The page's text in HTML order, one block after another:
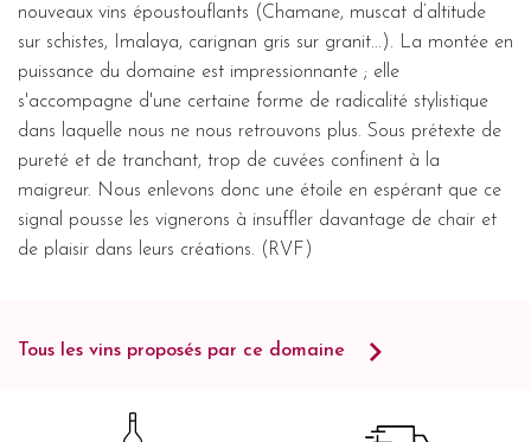
nouveaux vins époustouflants (Chamane, muscat d’altitude
sur schistes, Imalaya, carignan gris sur granit...). La montée en
puissance du domaine est impressionnante ; elle
s'accompagne d'une certaine forme de radicalité stylistique
dans laquelle nous ne nous retrouvons plus. Sous prétexte de
pureté et de tranchant, trop de cuvées confinent à la
maigreur. Nous enlevons donc une étoile en espérant que ce
signal pousse les vignerons à insuffler davantage de chair et
de plaisir dans leurs créations. (RVF)
Tous les vins proposés par ce domaine